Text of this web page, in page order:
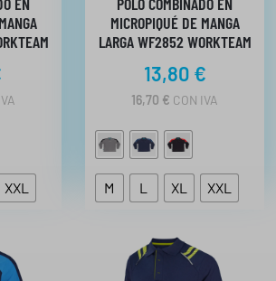
XXL
MICROPIQUÉ DE MANGA
LARGA WF2852 WORKTEAM
13,80 €
16,70 € CON IVA
M L XL XXL